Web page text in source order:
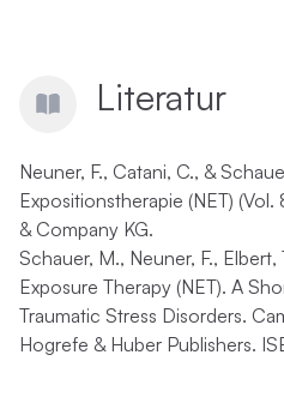
Literatur
Neuner, F., Catani, C., &
Expositionstherapie (NET)
& Company KG.
Schauer, M., Neuner, F.,
Exposure Therapy (NET). A
Traumatic Stress Disorders.
Hogrefe & Huber Publishers.